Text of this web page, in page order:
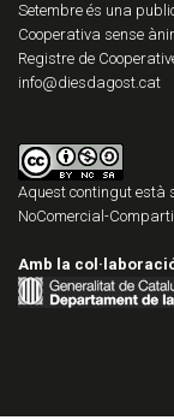
Setembre és una
Cooperativa sense
Registre de
info@diesdagost.cat
Aquest contingut està
NoComercial-
Amb la